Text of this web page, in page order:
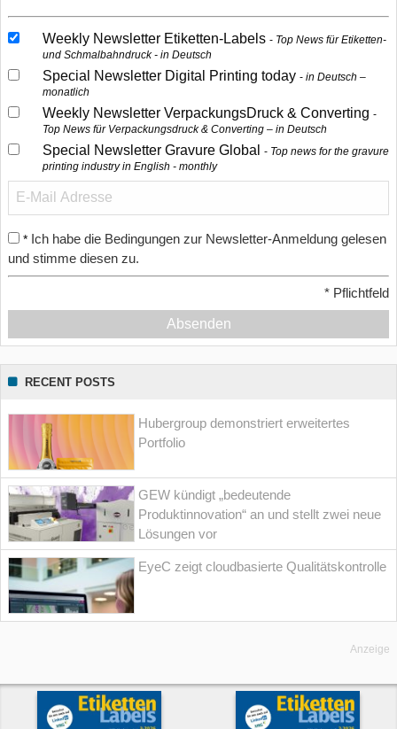
Weekly Newsletter Etiketten-Labels
Top News für Etiketten-
und Schmalbahndruck - in Deutsch
Special Newsletter Digital Printing today
in Deutsch –
monatlich
Weekly Newsletter VerpackungsDruck & Converting
Top News für Verpackungsdruck & Converting – in Deutsch
Special Newsletter Gravure Global
Top news for the gravure
printing industry in English - monthly
* Ich habe die Bedingungen zur Newsletter-Anmeldung gelesen
und stimme diesen zu.
* Pflichtfeld
Absenden
RECENT POSTS
Hubergroup demonstriert erweitertes
Portfolio
GEW kündigt „bedeutende
Produktinnovation“ an und stellt zwei neue
Lösungen vor
EyeC zeigt cloudbasierte Qualitätskontrolle
Anzeige